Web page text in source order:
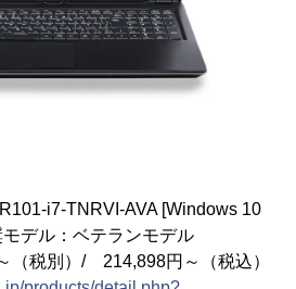
i7-TNRVI-AVA [Windows 10
デル：ベテランモデル
（税別）/ 214,898円～（税込）